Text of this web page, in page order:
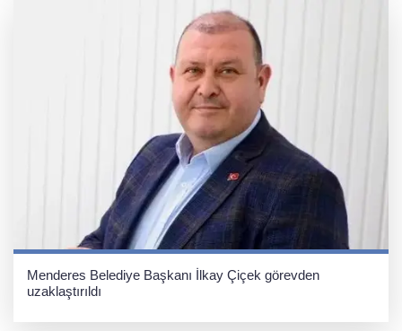
Menderes Belediye Başkanı İlkay Çiçek görevden
uzaklaştırıldı